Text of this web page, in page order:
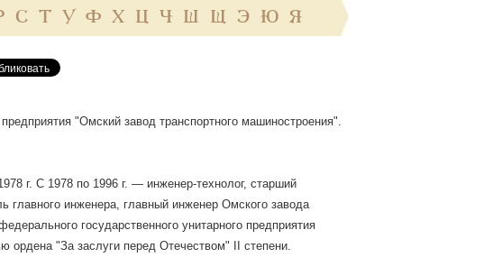
С Т У Ф Х Ц Ч Ш Щ Э Ю Я
"Омский завод транспортного машиностроения".
г. С 1978 по 1996 г. — инженер-технолог, старший
главного инженера, главный инженер Омского завода
государственного унитарного предприятия
ордена "За заслуги перед Отечеством" II степени.